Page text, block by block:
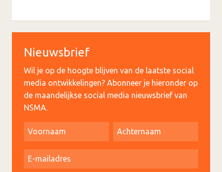
Nieuwsbrief
Wil je op de hoogte blijven van de laatste social
media ontwikkelingen? Abonneer je hieronder op
de maandelijkse social media nieuwsbrief van
NSMA.